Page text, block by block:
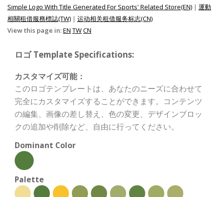
Simple Logo With Title Generated For Sports' Related Store(EN) | 運動
相關租借服務標誌(TW) | 运动相关租借服务标志(CN)
View this page in:EN TWCN
ロゴ Template Specifications:
カスタマイズ可能：
このロゴテンプレートは、あなたのニーズに合わせて
完全にカスタマイズすることができます。コンテンツ
の編集、画像の差し替え、色の変更、デザインブロッ
クの追加や削除など、自由に行ってください。
Dominant Color
Palette